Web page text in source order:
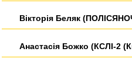
Вікторія Беляк
Анастасія Божко (КСЛІ-2